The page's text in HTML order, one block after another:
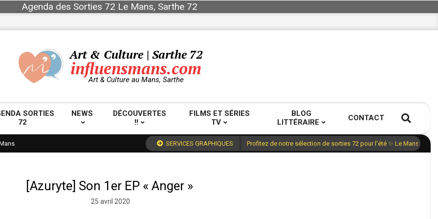
Agenda des Sorties 72 Le Mans, Sarthe 72
Art & Culture | Sarthe 72
influensmans.com
Art & Culture au Mans, Sarthe
Primary
Navigation
SORTIES
72
NEWS
DÉCOUVERTES
!!
FILMS ET SÉRIES
TV
BLOG
LITTÉRAIRE
CONTACT
SERVICES GRAPHIQUES Profitez de notre sélection de sorties 72 pour l'été ✨ Le Mans,
[Azuryte] Son 1er EP « Anger »
25 avril 2020